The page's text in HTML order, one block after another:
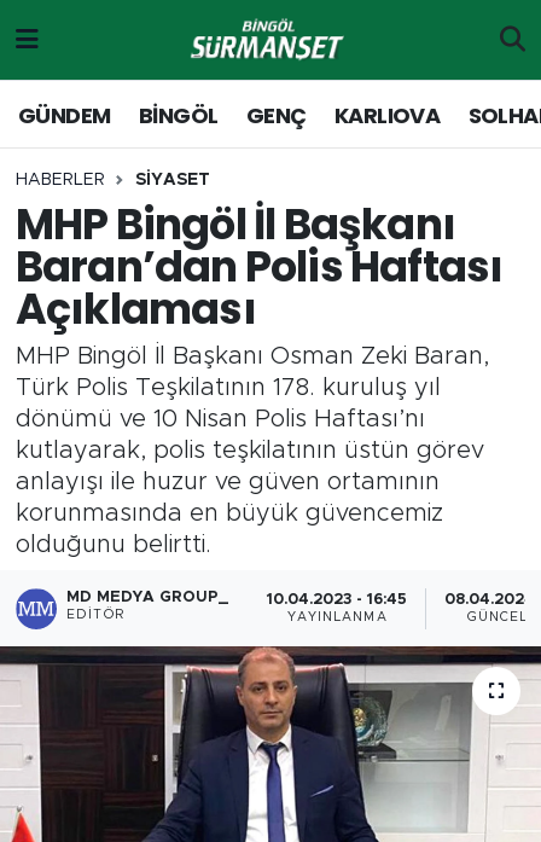
GÜNDEM BİNGÖL GENÇ KARLIOVA
HABERLER SİYASET
MHP Bingöl İl Başkanı
Baran’dan Polis Haftası
Açıklaması
MHP Bingöl İl Başkanı Osman Zeki Baran,
Türk Polis Teşkilatının 178. kuruluş yıl
dönümü ve 10 Nisan Polis Haftası’nı
kutlayarak, polis teşkilatının üstün görev
anlayışı ile huzur ve güven ortamının
korunmasında en büyük güvencemiz
olduğunu belirtti.
MD MEDYA GROUP_
EDITÖR
10.04.2023 - 16:45
YAYINLANMA
08.04.2024
Genç
Solhan
Karlıova
Adaklı-Kiğı
Yayladere-Yedisu
MD Prestij Dergisi
Siyaset
Yaşam
Sağlık
Ekonomi
Merkez Hava Durumu
Merkez Trafik Yoğunluk Haritası
Süper Lig Puan Durumu ve Fikstür
Tüm Manşetler
Son Dakika Haberleri
Haber Arşivi